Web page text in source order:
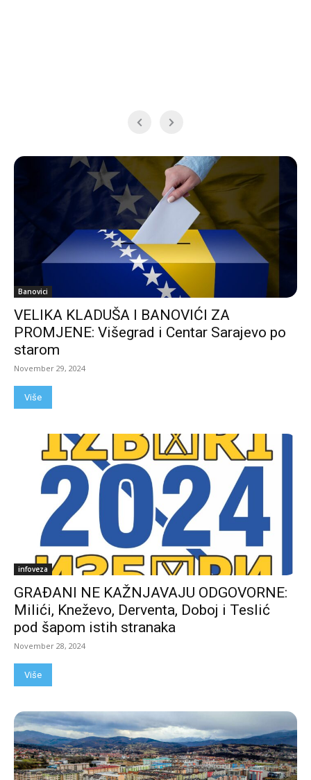
Banovici
VELIKA KLADUŠA I BANOVIĆI ZA
PROMJENE: Višegrad i Centar Sarajevo po
starom
November 29, 2024
Više
infoveza
GRAĐANI NE KAŽNJAVAJU ODGOVORNE:
Milići, Kneževo, Derventa, Doboj i Teslić
pod šapom istih stranaka
November 28, 2024
Više